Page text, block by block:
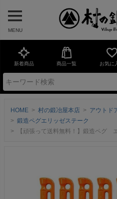
MENU
新着商品 商品一覧 お気に
HOME 村の鍛冶屋本店 アウトド
鍛造ペグエリッゼステーク
【頑張って送料無料！】鍛造ペグ エリッゼステーク 28cm オレンジ MK-280OR 8本セット タ